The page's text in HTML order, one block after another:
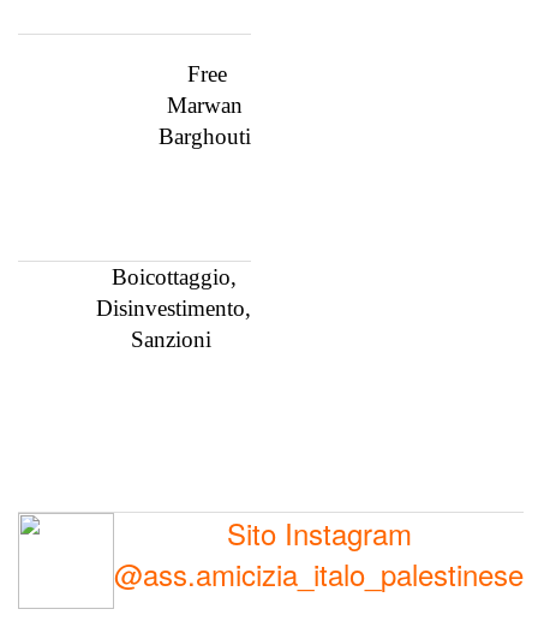
Free
Marwan
Barghouti
Boicottaggio,
Disinvestimento,
Sanzioni
Sito Instagram
@ass.amicizia_italo_palestinese